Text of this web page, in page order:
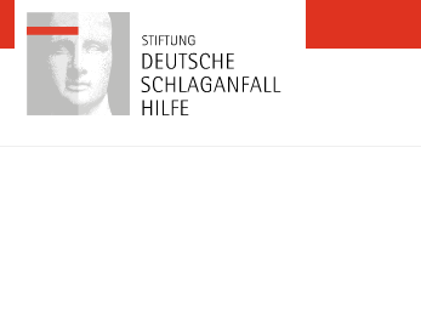
Zum Inhalt springen